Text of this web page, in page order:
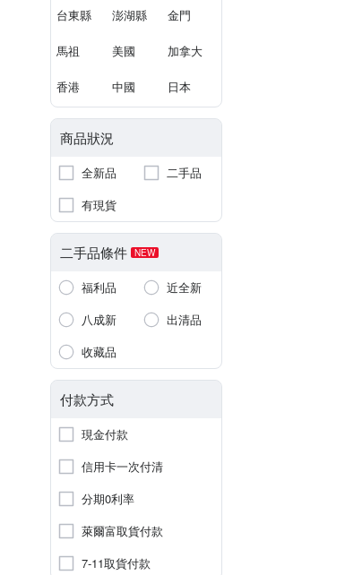
台東縣 澎湖縣 金門
馬祖 美國 加拿大
香港 中國 日本
商品狀況
全新品
二手品
有現貨
二手品條件 NEW
福利品
近全新
八成新
出清品
收藏品
付款方式
現金付款
信用卡一次付清
分期0利率
萊爾富取貨付款
7-11取貨付款